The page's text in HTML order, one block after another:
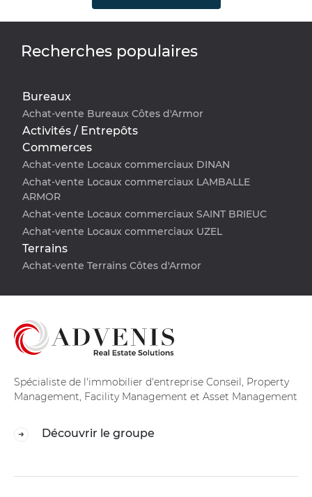
Recherches populaires
Bureaux
Achat-vente Bureaux Côtes d'Armor
Activités / Entrepôts
Commerces
Achat-vente Locaux commerciaux DINAN
Achat-vente Locaux commerciaux LAMBALLE
ARMOR
Achat-vente Locaux commerciaux SAINT BRIEUC
Achat-vente Locaux commerciaux UZEL
Terrains
Achat-vente Terrains Côtes d'Armor
Spécialiste de l'immobilier d'entreprise Conseil, Property
Management, Facility Management et Asset Management
Découvrir le groupe